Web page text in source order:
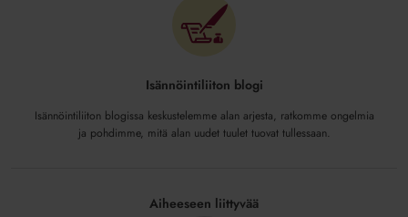
Isännöintiliiton blogi
Isännöintiliiton blogissa keskustelemme alan arjesta, ratkomme ongelmia
ja pohdimme, mitä alan uudet tuulet tuovat tullessaan.
Aiheeseen liittyvää